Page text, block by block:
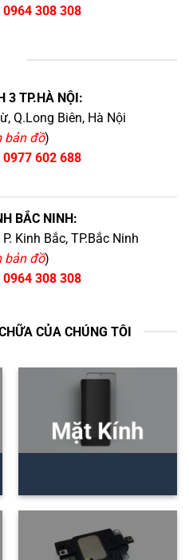
0964 308 308
3 TP.HÀ NỘI:
Q.Long Biên, Hà Nội
bản đồ)
0977 602 688
BẮC NINH:
Kinh Bắc, TP.Bắc Ninh
bản đồ)
0964 308 308
CỦA CHÚNG TÔI
Mặt Kính